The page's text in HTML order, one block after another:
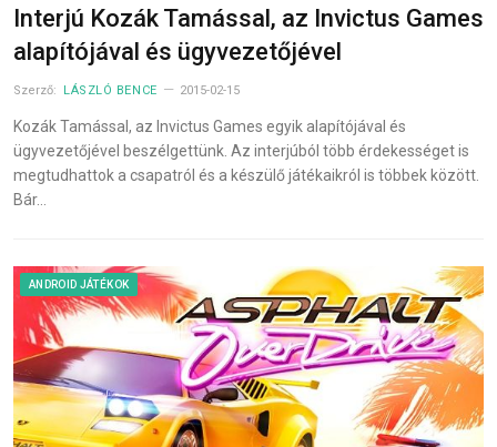
Interjú Kozák Tamással, az Invictus Games
alapítójával és ügyvezetőjével
Szerző: LÁSZLÓ BENCE 2015-02-15
Kozák Tamással, az Invictus Games egyik alapítójával és
ügyvezetőjével beszélgettünk. Az interjúból több érdekességet is
megtudhattok a csapatról és a készülő játékaikról is többek között.
Bár…
ANDROID JÁTÉKOK